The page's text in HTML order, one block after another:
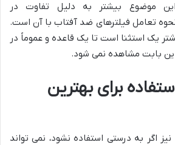
موضوع بیشتر به دلیل تفاوت در
تعامل فیلترهای ضد آفتاب با آن است.
یک استثنا است تا یک قاعده و عموماً در
این بابت مشاهده نمی شود.
برای بهترین
اگر به درستی استفاده نشود، نمی تواند